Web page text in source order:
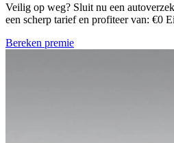
Veilig op weg? Sluit nu een
een scherp tarief en profiteer van: €0
Bereken premie